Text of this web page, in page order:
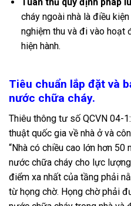
cháy ngoài nhà là điều
nghiệm thu và đi vào hoạt
hiện hành.
Tiêu chuẩn lắp đặt và
nước chữa cháy.
Thiêu thông tư số QCVN 04-
thuật quốc gia về nhà ở và
“Nhà có chiều cao lớn hơn
nước chữa cháy cho lực
điểm xa nhất của tầng phải
từ họng chờ. Họng chờ phải